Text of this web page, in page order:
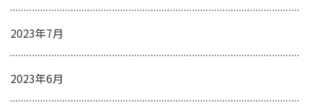
2023年7月
2023年6月